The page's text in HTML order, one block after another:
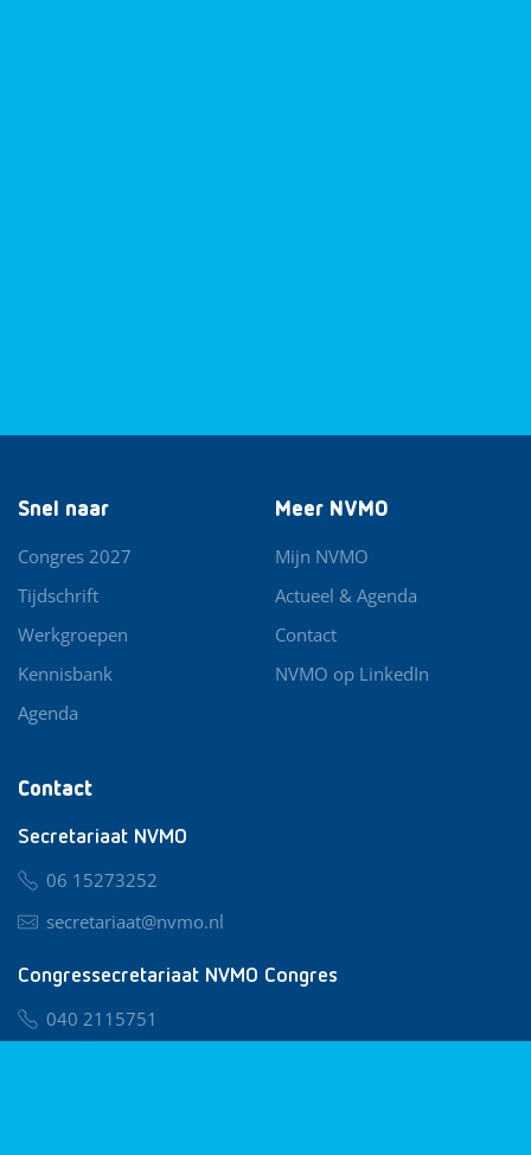
Contact
Secretariaat NVMO
06 15273252
secretariaat@nvmo.nl
Congressecretariaat NVMO Congres
040 2115751
Snel naar
Congres 2027
Tijdschrift
Werkgroepen
Kennisbank
Agenda
Meer NVMO
Mijn NVMO
Actueel & Agenda
Contact
NVMO op LinkedIn